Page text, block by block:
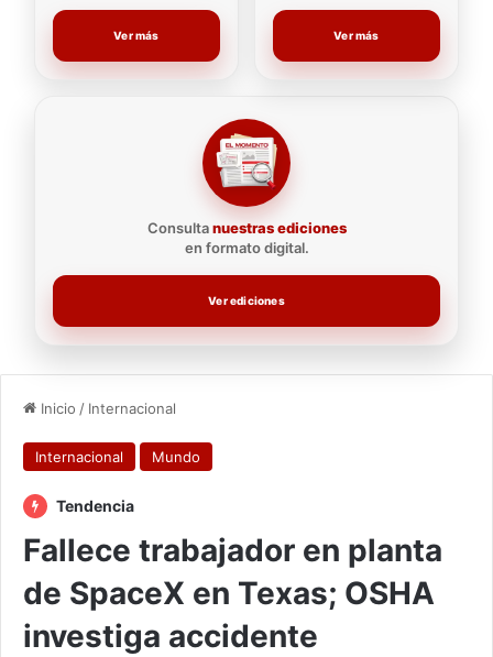
Ver más
Consultanuestras ediciones
en formato digital.
Ver ediciones
Ver más
Inicio / Internacional
Internacional Mundo
Tendencia
Fallece trabajador en planta
de SpaceX en Texas; OSHA
investiga accidente